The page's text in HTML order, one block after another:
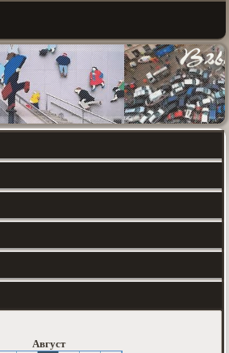
Август